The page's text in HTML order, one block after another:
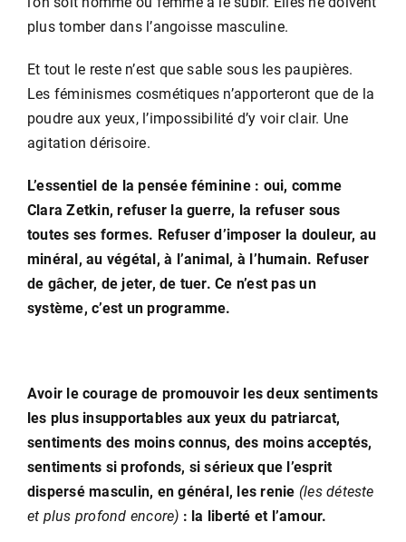
plus tomber dans l’angoisse masculine.
Et tout le reste n’est que sable sous les paupières.
Les féminismes cosmétiques n’apporteront que de la
poudre aux yeux, l’impossibilité d’y voir clair. Une
agitation dérisoire.
L’essentiel de la pensée féminine : oui, comme
Clara Zetkin, refuser la guerre, la refuser sous
toutes ses formes. Refuser d’imposer la douleur, au
minéral, au végétal, à l’animal, à l’humain. Refuser
de gâcher, de jeter, de tuer. Ce n’est pas un
système, c’est un programme.
Avoir le courage de promouvoir les deux sentiments
les plus insupportables aux yeux du patriarcat,
sentiments des moins connus, des moins acceptés,
sentiments si profonds, si sérieux que l’esprit
dispersé masculin, en général, les renie (les déteste
et plus profond encore) : la liberté et l’amour.